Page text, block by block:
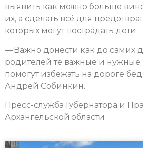
выявить как можно больше
их, а сделать всё для
которых могут пострадать дети.
— Важно донести как до самих
родителей те важные и нужные
помогут избежать на дороге
Андрей Собинкин.
Пресс-служба Губернатора и
Архангельской области